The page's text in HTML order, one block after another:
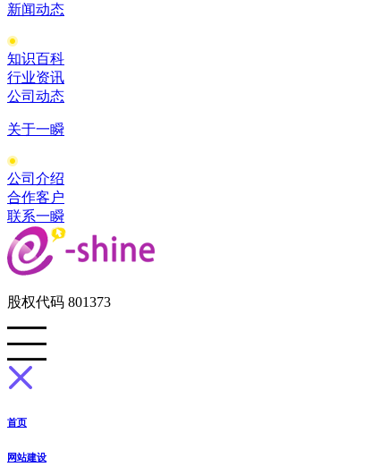
新闻动态
知识百科
行业资讯
公司动态
关于一瞬
公司介绍
合作客户
联系一瞬
股权代码 801373
首页
网站建设